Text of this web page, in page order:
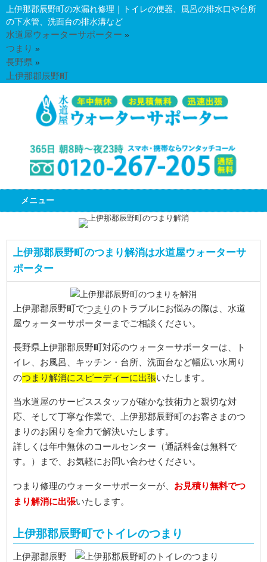
上伊那郡辰野町の水漏れ修理｜トイレの便器、風呂の排水口や台所
の下水管、洗面台の排水溝など
水道屋ウォーターサポーター »
つまり »
長野県 »
上伊那郡辰野町
メニュー
上伊那郡辰野町のつまり解消は水道屋ウォーターサ
ポーター
上伊那郡辰野町でつまりのトラブルにお悩みの際は、水道
屋ウォーターサポーターまでご相談ください。
長野県上伊那郡辰野町対応のウォーターサポーターは、ト
イレ、お風呂、キッチン・台所、洗面台など幅広い水周り
のつまり解消にスピーディーに出張いたします。
当水道屋のサービススタッフが確かな技術力と親切な対
応、そして丁寧な作業で、上伊那郡辰野町のお客さまのつ
まりのお困りを全力で解決いたします。
詳しくは年中無休のコールセンター（通話料金は無料で
す。）まで、お気軽にお問い合わせください。
つまり修理のウォーターサポーターが、 お見積り無料でつ
まり解消に出張いたします。
上伊那郡辰野町でトイレのつまり
上伊那郡辰野